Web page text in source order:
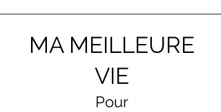
MA MEILLEURE
VIE
Pour